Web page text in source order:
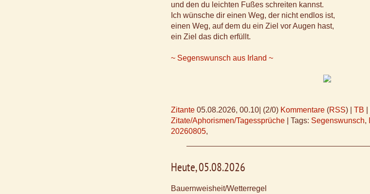
und den du leichten Fußes schreiten kannst.
Ich wünsche dir einen Weg, der nicht endlos ist,
einen Weg, auf dem du ein Ziel vor Augen hast,
ein Ziel das dich erfüllt.
~ Segenswunsch aus Irland ~
Zitante 05.08.2026, 00.10 (2/0) Kommentare (RSS) | TB
Zitate/Aphorismen/Tagessprüche
Tags: Segenswunsch,
20260805,
Heute, 05.08.2026
Bauernweisheit/Wetterregel